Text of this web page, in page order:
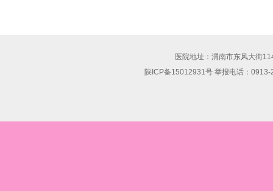
医院地址：渭南市东风大街
陕ICP备15012931号 举报电话：